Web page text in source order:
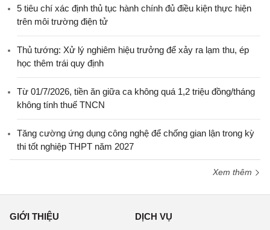
5 tiêu chí xác định thủ tục hành chính đủ điều kiện thực hiện
trên môi trường điện tử
Thủ tướng: Xử lý nghiêm hiệu trưởng để xảy ra lạm thu, ép
học thêm trái quy định
Từ 01/7/2026, tiền ăn giữa ca không quá 1,2 triệu đồng/tháng
không tính thuế TNCN
Tăng cường ứng dụng công nghệ để chống gian lận trong kỳ
thi tốt nghiệp THPT năm 2027
Xem thêm
GIỚI THIỆU DỊCH VỤ